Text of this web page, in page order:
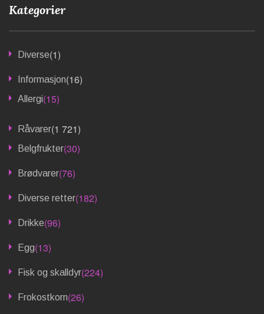
Kategorier
Diverse(1)
Informasjon(16)
Allergi(15)
Råvarer(1 721)
Belgfrukter(30)
Brødvarer(76)
Diverse retter(182)
Drikke(96)
Egg(13)
Fisk og skalldyr(224)
Frokostkorn(26)